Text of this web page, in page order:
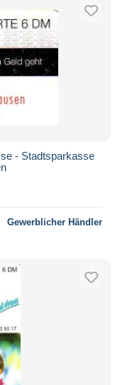
- Stadtsparkasse
Gewerblicher Händler